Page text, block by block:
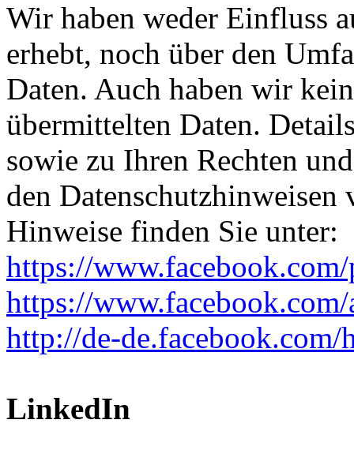
Wir haben weder Einfluss
erhebt, noch über den
Daten. Auch haben wir
übermittelten Daten.
sowie zu Ihren Rechten
den Datenschutzhinweisen
Hinweise finden Sie unter:
https://
https://
http://de-de.facebook.com/
LinkedIn